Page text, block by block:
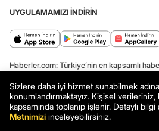
UYGULAMAMIZI İNDİRİN
Haberler.com: Türkiye’nin en kapsamlı
ve en güncel gelişmeler Haberler.com’da.
Haber: Ankara elektrik kesintisi! 20-21
Sizlere daha iyi hizmet sunabilmek
konumlandırmaktayız. Kişisel verileriniz,
kapsamında toplanıp işlenir. Detaylı bilgi
Metnimizi inceleyebilirsiniz.